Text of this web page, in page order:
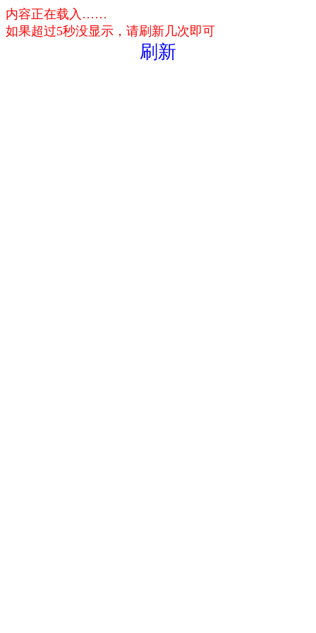
内容正在载入……
如果超过5秒没显示，请刷新几次即可
刷新